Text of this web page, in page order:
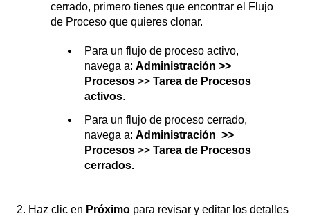
cerrado, primero tienes que encontrar el Flujo
de Proceso que quieres clonar.
Para un flujo de proceso activo,
navega a: Administración >>
Procesos >> Tarea de Procesos
activos.
Para un flujo de proceso cerrado,
navega a: Administración >>
Procesos >> Tarea de Procesos
cerrados.
2. Haz clic en Próximo para revisar y editar los detalles